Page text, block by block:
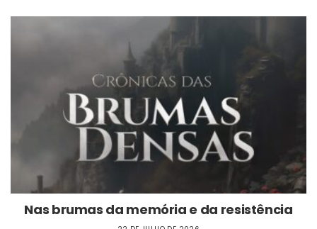
Nas brumas da memória e da resistência